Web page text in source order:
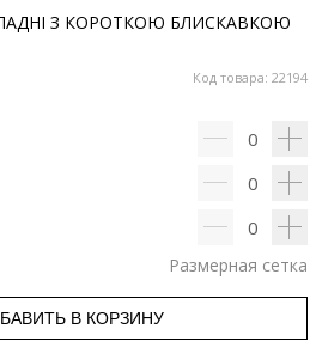
З КОРОТКОЮ БЛИСКАВКОЮ
Код товара: 22194
0
0
0
Размерная сетка
В КОРЗИНУ